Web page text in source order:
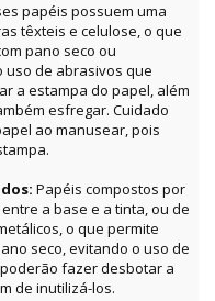
papéis possuem uma
têxteis e celulose, o que
pano seco ou
uso de abrasivos que
a estampa do papel, além
esfregar. Cuidado
ao manusear, pois
Papéis compostos por
a base e a tinta, ou de
o que permite
seco, evitando o uso de
fazer desbotar a
de inutilizá-los.